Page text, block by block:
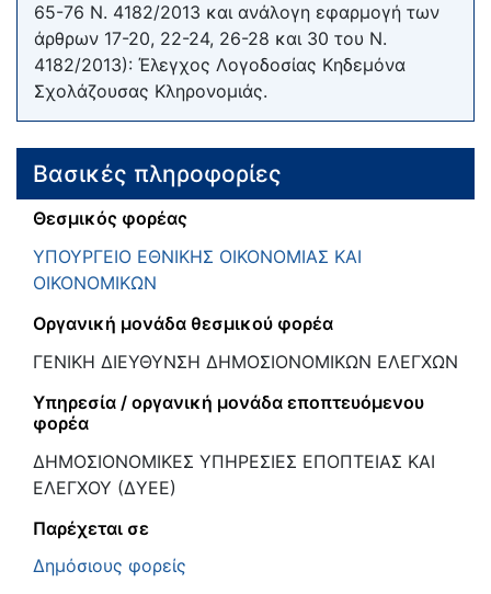
65-76 Ν. 4182/2013 και ανάλογη εφαρμογή των
άρθρων 17-20, 22-24, 26-28 και 30 του Ν.
4182/2013): Έλεγχος Λογοδοσίας Κηδεμόνα
Σχολάζουσας Κληρονομιάς.
Βασικές πληροφορίες
Θεσμικός φορέας
ΥΠΟΥΡΓΕΙΟ ΕΘΝΙΚΗΣ ΟΙΚΟΝΟΜΙΑΣ ΚΑΙ
ΟΙΚΟΝΟΜΙΚΩΝ
Οργανική μονάδα θεσμικού φορέα
ΓΕΝΙΚΗ ΔΙΕΥΘΥΝΣΗ ΔΗΜΟΣΙΟΝΟΜΙΚΩΝ ΕΛΕΓΧΩΝ
Υπηρεσία / οργανική μονάδα εποπτευόμενου
φορέα
ΔΗΜΟΣΙΟΝΟΜΙΚΕΣ ΥΠΗΡΕΣΙΕΣ ΕΠΟΠΤΕΙΑΣ ΚΑΙ
ΕΛΕΓΧΟΥ (ΔΥΕΕ)
Παρέχεται σε
Δημόσιους φορείς